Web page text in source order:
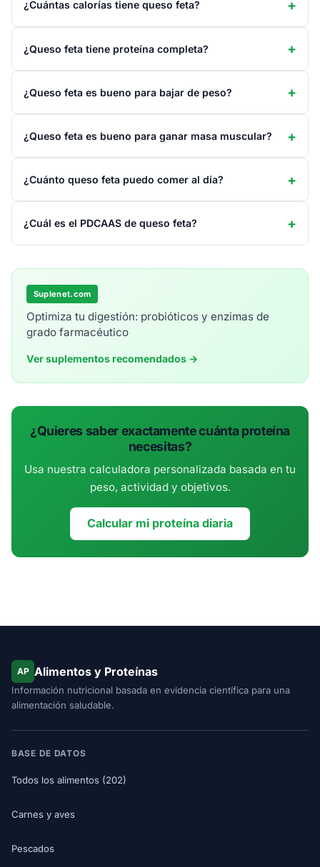
¿Cuántas calorías tiene queso feta?
¿Queso feta tiene proteína completa?
¿Queso feta es bueno para bajar de peso?
¿Queso feta es bueno para ganar masa muscular?
¿Cuánto queso feta puedo comer al día?
¿Cuál es el PDCAAS de queso feta?
Suplenet.com
Optimiza tu digestión: probióticos y enzimas de
grado farmacéutico
Ver suplementos recomendados →
¿Quieres saber exactamente cuánta proteína
necesitas?
Usa nuestra calculadora personalizada basada en tu
peso, actividad y objetivos.
Calcular mi proteína diaria
AP Alimentos y Proteínas
Información nutricional basada en evidencia científica para una
alimentación saludable.
BASE DE DATOS
Todos los alimentos (202)
Carnes y aves
Pescados